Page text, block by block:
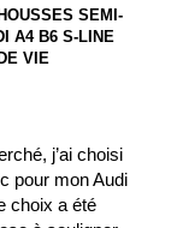
SEMI-
A4 B6 S-LINE
VIE
j’ai choisi
pour mon Audi
choix a été